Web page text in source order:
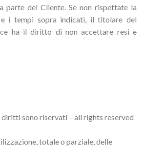
parte del Cliente. Se non rispettate la
i tempi sopra indicati, il titolare del
ha il diritto di non accettare resi e
sono riservati – all rights reserved
totale o parziale, delle